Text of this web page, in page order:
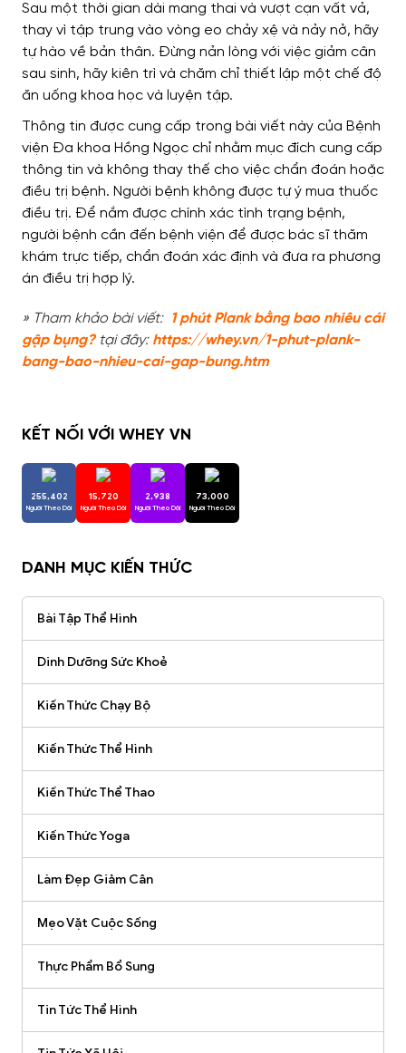
Sau một thời gian dài mang thai và vượt cạn vất vả,
thay vì tập trung vào vòng eo chảy xệ và nảy nở, hãy
tự hào về bản thân. Đừng nản lòng với việc giảm cân
sau sinh, hãy kiên trì và chăm chỉ thiết lập một chế độ
ăn uống khoa học và luyện tập.
Thông tin được cung cấp trong bài viết này của Bệnh
viện Đa khoa Hồng Ngọc chỉ nhằm mục đích cung cấp
thông tin và không thay thế cho việc chẩn đoán hoặc
điều trị bệnh. Người bệnh không được tự ý mua thuốc
điều trị. Để nắm được chính xác tình trạng bệnh,
người bệnh cần đến bệnh viện để được bác sĩ thăm
khám trực tiếp, chẩn đoán xác định và đưa ra phương
án điều trị hợp lý.
» Tham khảo bài viết: 1 phút Plank bằng bao nhiêu cái
gập bụng? tại đây: https://whey.vn/1-phut-plank-
bang-bao-nhieu-cai-gap-bung.htm
KẾT NỐI VỚI WHEY VN
255,402
Người Theo Dõi
15,720
Người Theo Dõi
2,938
Người Theo Dõi
73,000
Người Theo Dõi
DANH MỤC KIẾN THỨC
Bài Tập Thể Hình
Dinh Dưỡng Sức Khoẻ
Kiến Thức Chạy Bộ
Kiến Thức Thể Hình
Kiến Thức Thể Thao
Kiến Thức Yoga
Làm Đẹp Giảm Cân
Mẹo Vặt Cuộc Sống
Thực Phẩm Bổ Sung
Tin Tức Thể Hình